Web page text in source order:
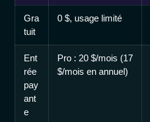
Gra
tuit
0 $, usage limité
Ent
rée
pay
ant
e
Pro : 20 $/mois (17
$/mois en annuel)